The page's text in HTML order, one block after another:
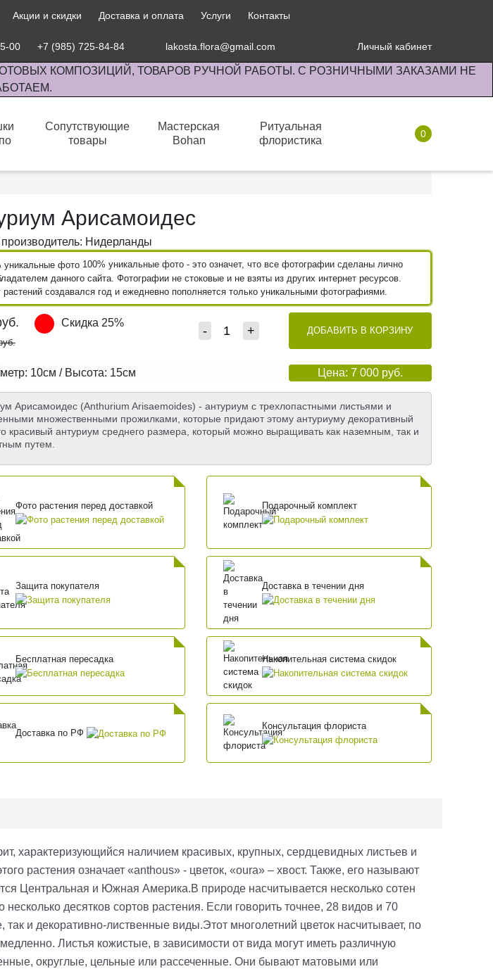
Акции и скидки Доставка и оплата Услуги Контакты
00 +7 (985) 725-84-84 lakosta.flora@gmail.com Личный кабинет
КОМПОЗИЦИЙ, ТОВАРОВ РУЧНОЙ РАБОТЫ. С РОЗНИЧНЫМИ ЗАКАЗАМИ НЕ
Сопутствующие
товары
Мастерская
Bohan
Ритуальная
флористика
0
Арисамоидес
Нидерланды
100% уникальные фото - это означет, что все фотографии сделаны лично
данного сайта. Фотографии не стоковые и не взяты из других интернет ресурсов.
растений создавался год и ежедневно пополняется только уникальными фотографиями.
Скидка 25%
- + ДОБАВИТЬ В КОРЗИНУ
10см / Высота: 15см Цена: 7 000 руб.
Арисамоидес (Anthurium Arisaemoides) - антуриум с трехлопастными листьями и
множественными прожилками, которые придают этому антуриуму декоративный
красивый антуриум среднего размера, который можно выращивать как наземным, так и
путем.
Фото растения перед доставкой Подарочный комплект
Защита покупателя Доставка в течении дня
Бесплатная пересадка Накопительная система скидок
Доставка по РФ
Консультация флориста
, характеризующийся наличием красивых, крупных, сердцевидных листьев и
растения означает «anthous» - цветок, «oura» – хвост. Также, его называют
Центральная и Южная Америка.В природе насчитывается несколько сотен
десятков сортов растения. Если говорить точнее, 28 видов и 70
так и декоративно-лиственные виды.Этот многолетний цветок насчитывает, по
Листья кожистые, в зависимости от вида могут иметь различную
округлые, цельные или рассеченные. Они бывают матовыми или